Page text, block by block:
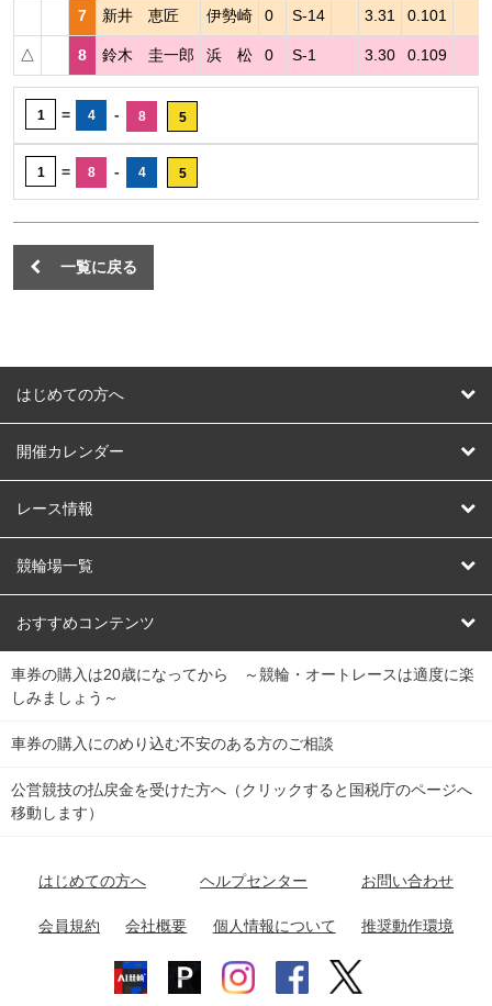
7 新井 恵匠 伊勢崎 0 S-14 3.31 0.101
△ 8 鈴木 圭一郎 浜 松 0 S-1 3.30 0.109
1 = 4 - 8 5
1 = 8 - 4 5
一覧に戻る
はじめての方へ
はじめての方へ
開催カレンダー
競輪
オートレース
競輪くじ
Dokanto!
チャリロトプラザ
レース情報
レース予想
レース結果
キャリーオーバー一覧
競輪場一覧
北日本 函館競輪場
関
東
弥彦競輪場 前橋競輪場 取手競輪場 宇都宮競輪場
関
東
小田原競輪場
名古屋競輪場 岐阜競輪場 大垣競輪場 豊橋競輪場
富山競輪場 松阪競輪場 四日市競輪場
福井競輪場 奈良競輪場 向日町競輪場
おすすめコンテンツ
競輪選手情報
Perfecta Navi
netkeirin
車券の購入は20歳になってから ～競輪・オートレースは適度に楽
しみましょう～
車券の購入にのめり込む不安のある方のご相談
公営競技の払戻金を受けた方へ（クリックすると国税庁のページへ
移動します）
はじめての方へ ヘルプセンター お問い合わせ
会員規約 会社概要 個人情報について 推奨動作環境